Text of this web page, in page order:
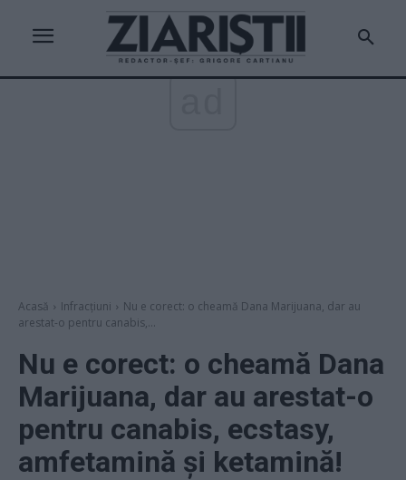
Acasă Infracțiuni
Nu e corect: o cheamă Dana Marijuana, dar au
arestat-o pentru canabis,...
Nu e corect: o cheamă Dana
Marijuana, dar au arestat-o
pentru canabis, ecstasy,
amfetamină și ketamină!